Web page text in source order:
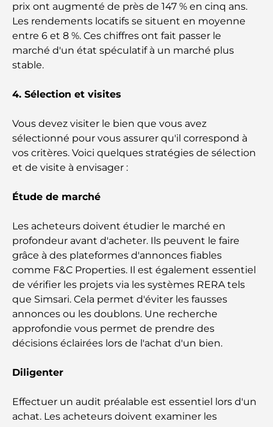
Restaurants de J1 Beach : la nouvelle destination
gastronomique de luxe à Dubaï
Les montres Rolex les plus chères jamais vendues
A Brief Guide to Buying Property in Dubai (2025-
26)
guide complet des amateurs de café
Les Mercedes les plus chères jamais créées
Déménager à Dubaï depuis l'Australie : Guide
complet du déménagement
Safari de luxe d'une nuit dans le désert de Dubaï :
une escapade haut de gamme
au service de la performance
Restaurants Al Wasl : les restaurants les plus
célèbres de Dubaï
prix ont augmenté de près de 147 % en cinq ans.
Les rendements locatifs se situent en moyenne
entre 6 et 8 %. Ces chiffres ont fait passer le
marché d'un état spéculatif à un marché plus
stable.
4. Sélection et visites
Vous devez visiter le bien que vous avez
sélectionné pour vous assurer qu'il correspond à
vos critères. Voici quelques stratégies de sélection
et de visite à envisager :
Étude de marché
Les acheteurs doivent étudier le marché en
profondeur avant d'acheter. Ils peuvent le faire
grâce à des plateformes d'annonces fiables
comme F&C Properties. Il est également essentiel
de vérifier les projets via les systèmes RERA tels
que Simsari. Cela permet d'éviter les fausses
annonces ou les doublons. Une recherche
approfondie vous permet de prendre des
décisions éclairées lors de l'achat d'un bien.
Diligenter
Effectuer un audit préalable est essentiel lors d'un
achat. Les acheteurs doivent examiner les